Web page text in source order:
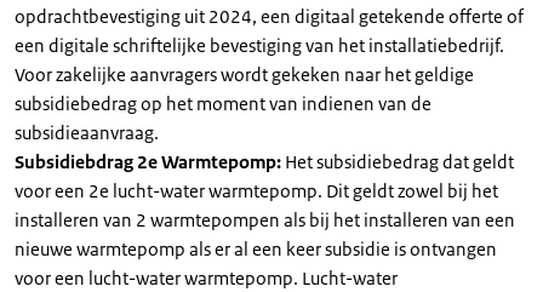
opdrachtbevestiging uit 2024, een digitaal getekende offerte of
een digitale schriftelijke bevestiging van het installatiebedrijf.
Voor zakelijke aanvragers wordt gekeken naar het geldige
subsidiebedrag op het moment van indienen van de
subsidieaanvraag.
Subsidiebdrag 2e Warmtepomp: Het subsidiebedrag dat geldt
voor een 2e lucht-water warmtepomp. Dit geldt zowel bij het
installeren van 2 warmtepompen als bij het installeren van een
nieuwe warmtepomp als er al een keer subsidie is ontvangen
voor een lucht-water warmtepomp. Lucht-water